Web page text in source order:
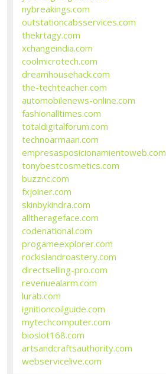
nybreakings.com
outstationcabsservices.com
thekrtagy.com
xchangeindia.com
coolmicrotech.com
dreamhousehack.com
the-techteacher.com
automobilenews-online.com
fashionalltimes.com
totaldigitalforum.com
technoarmaan.com
empresasposicionamientoweb.com
tonybestcosmetics.com
buzznc.com
fxjoiner.com
skinbykindra.com
alltherageface.com
codenational.com
progameexplorer.com
rockislandroastery.com
directselling-pro.com
revenuealarm.com
lurab.com
ignitioncoilguide.com
mytechcomputer.com
bioslot168.com
artsandcraftsauthority.com
webservicelive.com